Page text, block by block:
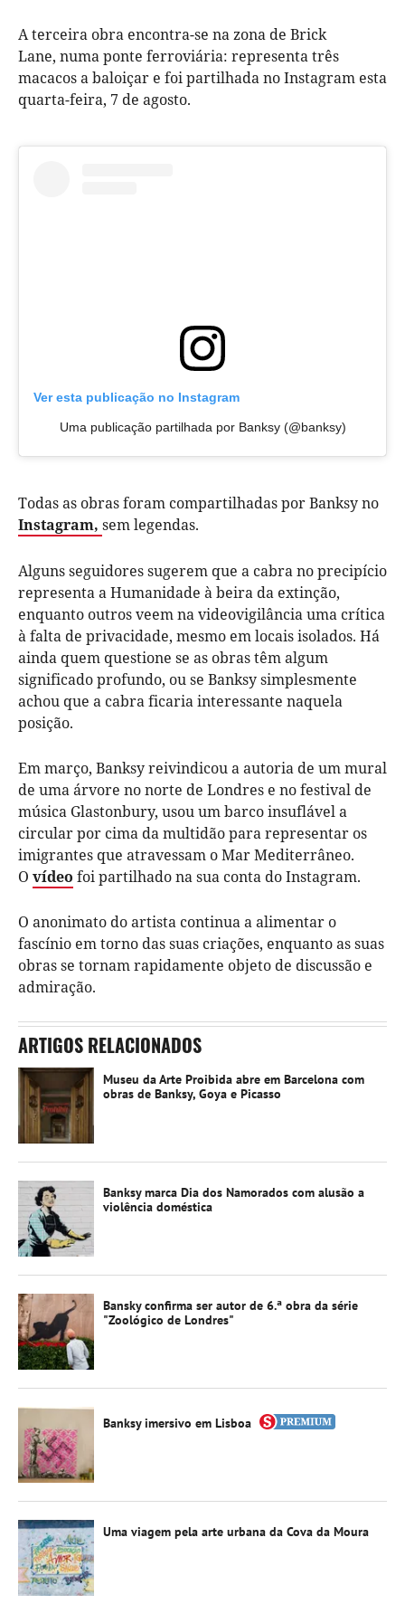
A terceira obra encontra-se na zona de Brick
Lane, numa ponte ferroviária: representa três
macacosa baloiçar e foi partilhadano Instagram esta
quarta-feira, 7 de agosto.
Ver esta publicação no Instagram
Uma publicação partilhada por Banksy (@banksy)
Todas as obras foram compartilhadas por Banksy no
Instagram, sem legendas.
Alguns seguidores sugerem que a cabra no precipício
representa a Humanidade à beira da extinção,
enquanto outros veem na videovigilância uma crítica
à falta de privacidade, mesmo em locais isolados. Há
ainda quem questione se as obras têm algum
significado profundo, ou se Banksy simplesmente
achou que a cabra ficaria interessante naquela
posição.
Em março, Banksy reivindicou a autoria de um mural
de uma árvore no norte de Londres e no festival de
música Glastonbury, usou um barco insuflável a
circular por cima da multidão para representar os
imigrantes que atravessam o Mar Mediterrâneo.
O vídeo foi partilhado na sua conta do Instagram.
O anonimato do artista continua a alimentar o
fascínio em torno das suas criações, enquanto as suas
obras se tornam rapidamente objeto de discussão e
admiração.
ARTIGOS RELACIONADOS
Museu da Arte Proibida abre em Barcelona com
obras de Banksy, Goya e Picasso
Banksy marca Dia dos Namorados com alusão a
violência doméstica
Bansky confirma ser autor de 6.ª obra da série
"Zoológico de Londres"
Banksy imersivo em Lisboa
Uma viagem pela arte urbana da Cova da Moura